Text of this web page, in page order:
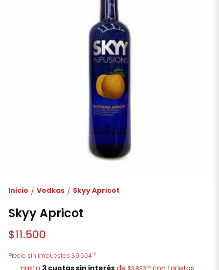
Inicio / Vodkas / Skyy Apricot
Skyy Apricot
$11.500
Precio sin impuestos $9.50413
Hasta 3 cuotas sin interés de 33 con tarjetas